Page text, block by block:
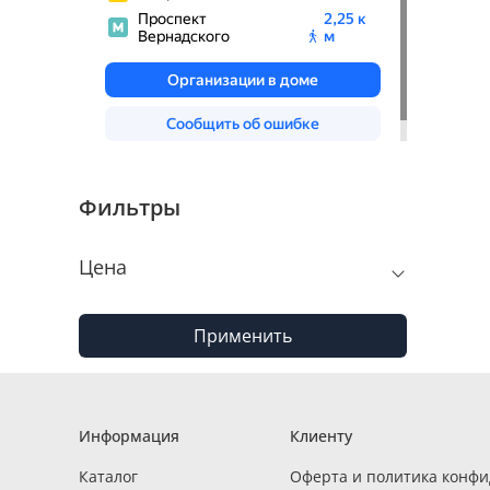
Фильтры
Цена
Применить
Информация
Каталог
Клиенту
Оферта и политика